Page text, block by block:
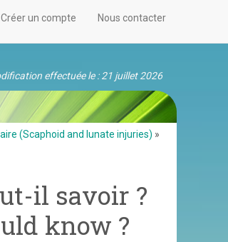
effectuée le : 21 juillet 2026
Créer un compte Nous contacter
(Scaphoid and lunate injuries) »
il savoir ?
know ?